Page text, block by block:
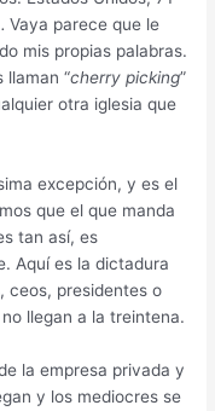
Vaya parece que le
mis propias palabras.
llaman “cherry picking”
otra iglesia que
excepción, y es el
que el que manda
tan así, es
Aquí es la dictadura
ceos, presidentes o
llegan a la treintena.
la empresa privada y
y los mediocres se